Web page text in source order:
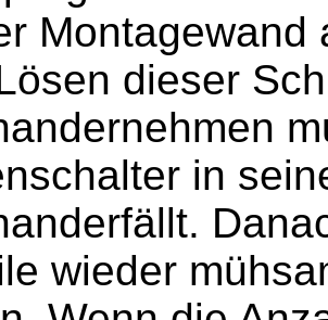
Montagewand
dieser
in
wieder